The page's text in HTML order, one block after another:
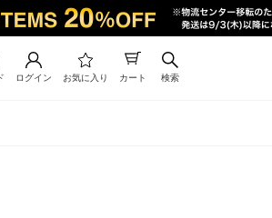
ログイン お気に入り カート 検索